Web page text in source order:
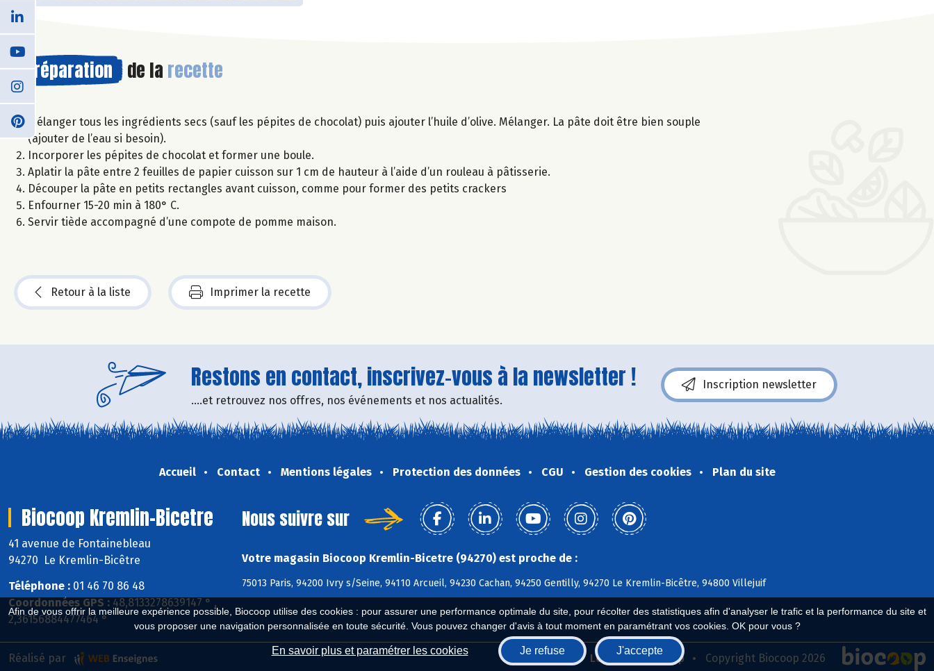
Afin de vous offrir la meilleure expérience possible, Biocoop utilise des cookies : pour assurer une performance optimale du site, pour récolter des statistiques afin d'analyser le trafic et la performance du site et
vous proposer une navigation personnalisée en toute sécurité. Vous pouvez changer d'avis à tout moment en paramétrant vos cookies. OK pour vous ?
En savoir plus et paramétrer les cookies Je refuse J'accepte
Préparation de la recette
Mélanger tous les ingrédients secs (sauf les pépites de chocolat) puis ajouter l’huile d’olive. Mélanger. La pâte doit être bien souple
(ajouter de l’eau si besoin).
Incorporer les pépites de chocolat et former une boule.
Aplatir la pâte entre 2 feuilles de papier cuisson sur 1 cm de hauteur à l’aide d’un rouleau à pâtisserie.
Découper la pâte en petits rectangles avant cuisson, comme pour former des petits crackers
Enfourner 15-20 min à 180° C.
Servir tiède accompagné d’une compote de pomme maison.
Retour à la liste Imprimer la recette
Restons en contact, inscrivez-vous à la newsletter !
....et retrouvez nos offres, nos événements et nos actualités.
Inscription newsletter
Accueil Contact Mentions légales Protection des données CGU Gestion des cookies Plan du site
Biocoop Kremlin-Bicetre
41 avenue de Fontainebleau
94270 Le Kremlin-Bicêtre
Téléphone : 01 46 70 86 48
Coordonnées GPS : 48,8133278639147 ° ,
2,36156884477464 °
Nous suivre sur
Votre magasin Biocoop Kremlin-Bicetre (94270) est proche de :
75013 Paris, 94200 Ivry s/Seine, 94110 Arcueil, 94230 Cachan, 94250 Gentilly, 94270 Le Kremlin-Bicêtre, 94800 Villejuif
Biocoop.fr Le réseau Biocoop Copyright Biocoop 2026
Réalisé par